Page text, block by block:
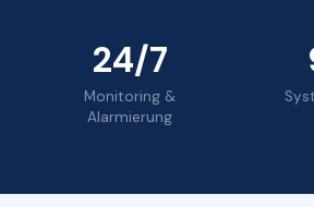
24/7
Monitoring &
Alarmierung